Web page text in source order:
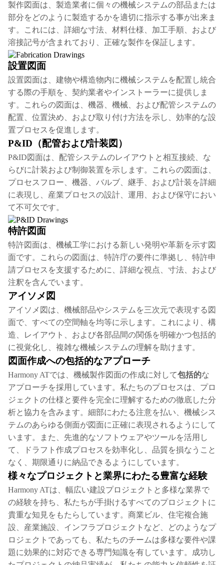
製作図面は、製造業者に個々の機械システムの部品または
部分をどのように製造するかを適切に指示する事が出来ま
す。これには、詳細な寸法、材料仕様、加工手順、および
溶接記号が含まれており、正確な製作を保証します。
設置図面
設置図面は、建物や構造物内に機械システムを配置し統合
する際の手順を、契約業者やインストーラーに提供しま
す。これらの図面は、機器、機械、および配管システムの
配置、位置決め、および取り付け方法を示し、効率的な設
置プロセスを促進します。
P&ID（配管および計装図）
P&ID図面は、配管システムのレイアウトと相互接続、な
らびに計装および制御装置を示します。これらの図面は、
プロセスフロー、機器、バルブ、継手、および計装を詳細
に表現し、産業プロセスの設計、運用、および保守におい
て不可欠です。
特許図面
特許図面は、機械工学における新しい発明や革新を示す図
面です。これらの図面は、特許庁の要件に準拠し、特許申
請プロセスを支援するために、詳細な視点、寸法、および
注釈を含んでいます。
アイソメ図
アイソメ図は、機械部品やシステムを三次元で表現する図
面で、すべての空間軸を均等に示します。これにより、構
造、レイアウト、および各部品間の関係を明確かつ包括的
に視覚化し、複雑な機械システムの理解を助けます。
図面作成への包括的なアプローチ
Harmony ATでは、機械製作図面の作成に対して包括的な
アプローチを採用しています。私たちのプロセスは、プロ
ジェクトの仕様と要件を完全に理解するための徹底した分
析と協力を含みます。細部にわたる注意を払い、機械シス
テムのあらゆる側面が図面に正確に表現されるようにして
います。また、先進的なソフトウェアやツールを活用し
て、ドラフト作成プロセスを効率化し、品質を損なうこと
なく、期限通りに納品できるようにしています。
様々なプロジェクトと業界にわたる豊富な経験
Harmony ATは、幅広い建設プロジェクトと多様な業界で
の経験を持ち、私たちが手掛けるすべてのプロジェクトに
貴重な知見をもたらしています。商業ビル、住宅複合施
設、産業施設、インフラプロジェクトなど、どのようなプ
ロジェクトであっても、私たちのチームは多様な要件や課
題に効果的に対応できる専門知識を有しています。成功し